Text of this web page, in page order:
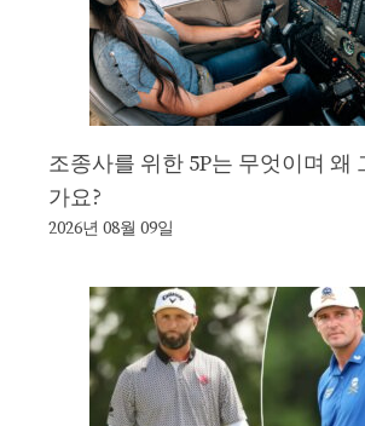
조종사를 위한 5P는 무엇이며 왜
가요?
2026년 08월 09일